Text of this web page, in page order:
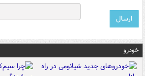
خودرو